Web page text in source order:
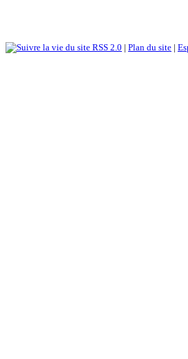
RSS 2.0 | Plan du site |